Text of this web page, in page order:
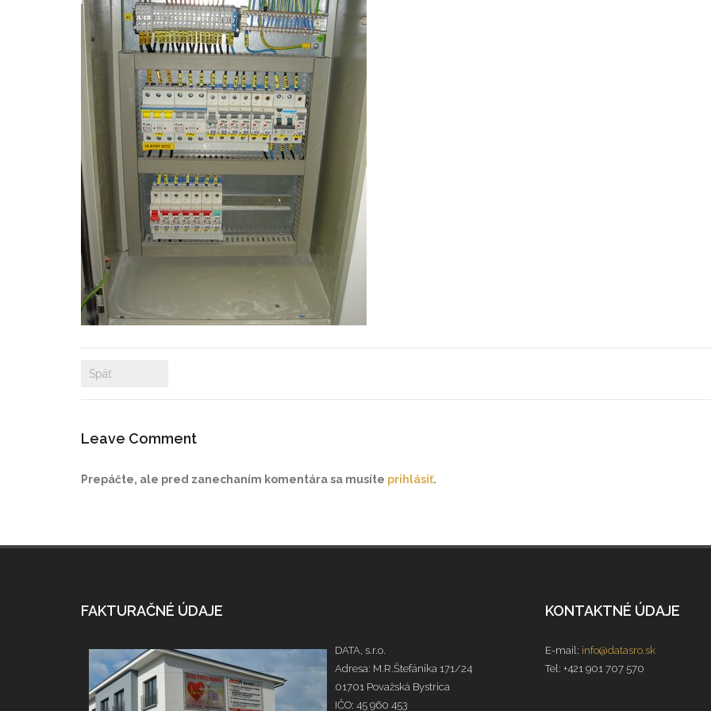
Späť
Leave Comment
Prepáčte, ale pred zanechaním komentára sa musíte prihlásiť.
FAKTURAČNÉ ÚDAJE
DATA, s.r.o.
Adresa: M.R.Štefánika 171/24
01701 Považská Bystrica
IČO: 45 960 453
KONTAKTNÉ ÚDAJE
E-mail: info@datasro.sk
Tel: +421 901 707 570